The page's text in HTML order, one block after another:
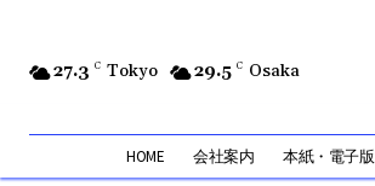
27.3 C Tokyo 29.5 C Osaka
HOME 会社案内 本紙・電子版